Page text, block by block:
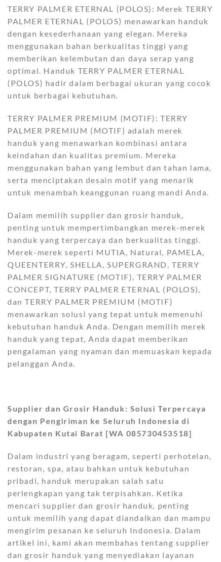
TERRY PALMER ETERNAL (POLOS): Merek TERRY
PALMER ETERNAL (POLOS) menawarkan handuk
dengan kesederhanaan yang elegan. Mereka
menggunakan bahan berkualitas tinggi yang
memberikan kelembutan dan daya serap yang
optimal. Handuk TERRY PALMER ETERNAL
(POLOS) hadir dalam berbagai ukuran yang cocok
untuk berbagai kebutuhan.
TERRY PALMER PREMIUM (MOTIF): TERRY
PALMER PREMIUM (MOTIF) adalah merek
handuk yang menawarkan kombinasi antara
keindahan dan kualitas premium. Mereka
menggunakan bahan yang lembut dan tahan lama,
serta menciptakan desain motif yang menarik
untuk menambah keanggunan ruang mandi Anda.
Dalam memilih supplier dan grosir handuk,
penting untuk mempertimbangkan merek-merek
handuk yang terpercaya dan berkualitas tinggi.
Merek-merek seperti MUTIA, Natural, PAMELA,
QUEENTERRY, SHELLA, SUPERGRAND, TERRY
PALMER SIGNATURE (MOTIF), TERRY PALMER
CONCEPT, TERRY PALMER ETERNAL (POLOS),
dan TERRY PALMER PREMIUM (MOTIF)
menawarkan solusi yang tepat untuk memenuhi
kebutuhan handuk Anda. Dengan memilih merek
handuk yang tepat, Anda dapat memberikan
pengalaman yang nyaman dan memuaskan kepada
pelanggan Anda.
Supplier dan Grosir Handuk: Solusi Terpercaya
dengan Pengiriman ke Seluruh Indonesia di
Kabupaten Kutai Barat [WA 085730453518]
Dalam industri yang beragam, seperti perhotelan,
restoran, spa, atau bahkan untuk kebutuhan
pribadi, handuk merupakan salah satu
perlengkapan yang tak terpisahkan. Ketika
mencari supplier dan grosir handuk, penting
untuk memilih yang dapat diandalkan dan mampu
mengirim pesanan ke seluruh Indonesia. Dalam
artikel ini, kami akan membahas tentang supplier
dan grosir handuk yang menyediakan layanan